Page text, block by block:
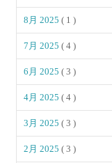
8月 2025( 1 )
7月 2025( 4 )
6月 2025( 3 )
4月 2025( 4 )
3月 2025( 3 )
2月 2025( 3 )